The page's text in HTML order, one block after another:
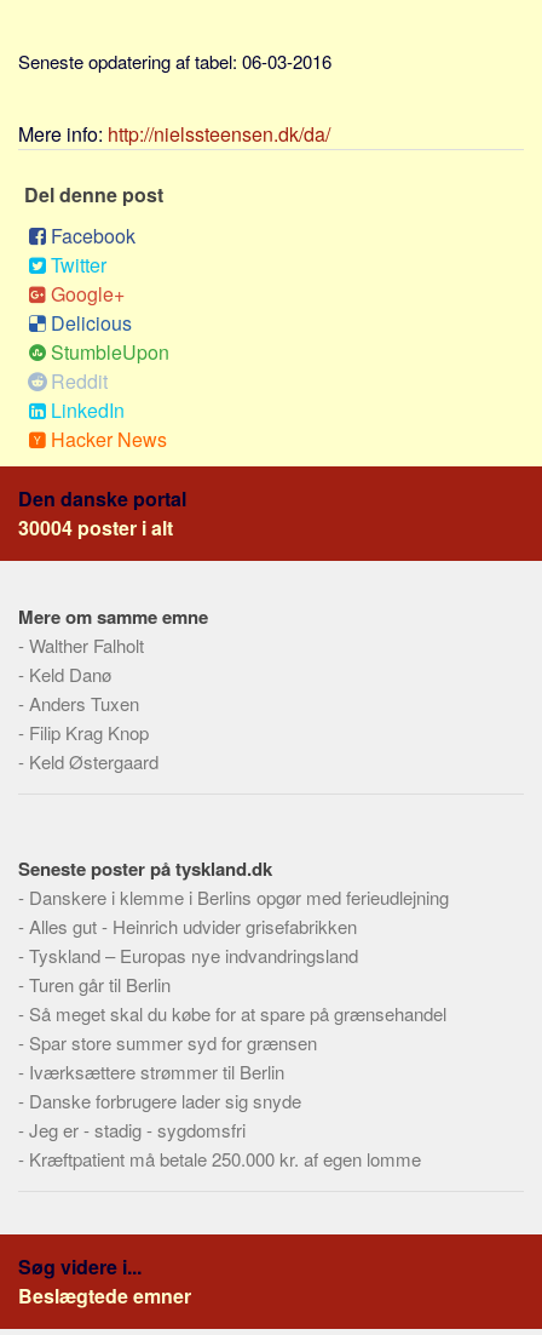
Om
Forhistorien
Tekstannoncer
Bannere
Hjælp
Seneste opdatering af tabel: 06-03-2016
Mere info: http://nielssteensen.dk/da/
Del denne post
Facebook
Twitter
Google+
Delicious
StumbleUpon
Reddit
LinkedIn
Hacker News
Den danske portal
30004 poster i alt
Mere om samme emne
-Walther Falholt
- Keld Danø
-Anders Tuxen
- Filip Krag Knop
- Keld Østergaard
Seneste poster på tyskland.dk
- Danskere i klemme i Berlins opgør med ferieudlejning
-Alles gut - Heinrich udvider grisefabrikken
-Tyskland – Europas nye indvandringsland
-Turen går til Berlin
- Så meget skal du købe for at spare på grænsehandel
- Spar store summer syd for grænsen
- Iværksættere strømmer til Berlin
- Danske forbrugere lader sig snyde
-Jeg er - stadig - sygdomsfri
- Kræftpatient må betale 250.000 kr. af egen lomme
Søg videre i...
Beslægtede emner